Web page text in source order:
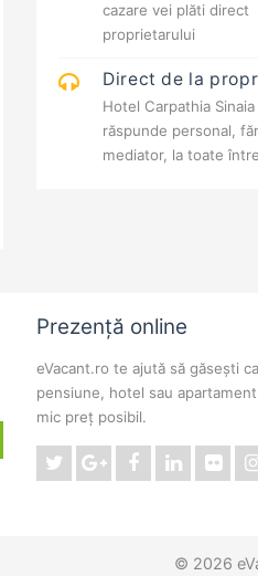
cazare vei plăti direct
proprietarului
Direct de la
Hotel Carpathia
răspunde personal,
mediator, la toate
Prezență online
eVacant.ro te ajută să găsești
pensiune, hotel sau
mic preț posibil.
© 2026